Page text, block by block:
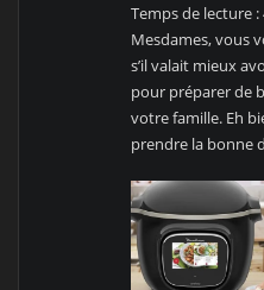
Temps de lecture :
Mesdames, vous
s’il valait mieux
pour préparer de
votre famille. Eh
prendre la bonne